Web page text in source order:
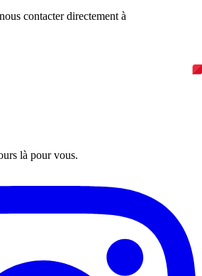
contacter directement à
là pour vous.